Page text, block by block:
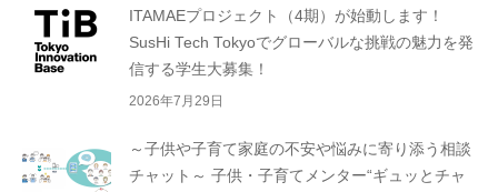
ITAMAEプロジェクト（4期）が始動します！
SusHi Tech Tokyoでグローバルな挑戦の魅力を発
信する学生大募集！
2026年7月29日
～子供や子育て家庭の不安や悩みに寄り添う相談
チャット～ 子供・子育てメンター“ギュッとチャ